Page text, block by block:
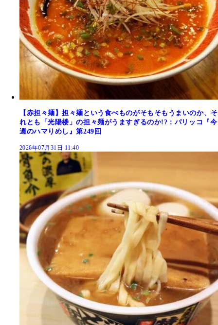
【赤担々麺】担々麺という食べものがそもそもうまいのか、そ
れとも「光陽楼」の担々麺がうますぎるのか!?：パリッコ『今
週のハマりめし』第249回
2026年07月31日 11:40